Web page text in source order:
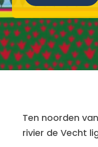
Ten noorden
rivier de Vecht